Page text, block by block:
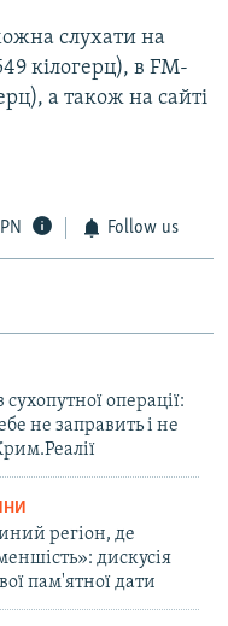
слухати на
кілогерц), в FM-
а також на сайті
Follow us
сухопутної операції:
не заправить і не
регіон, де
дискусія
пам'ятної дати